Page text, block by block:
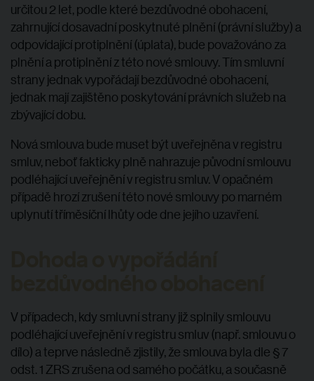
určitou 2 let, podle které bezdůvodné obohacení,
zahrnující dosavadní poskytnuté plnění (právní služby) a
odpovídající protiplnění (úplata), bude považováno za
plnění a protiplnění z této nové smlouvy. Tím smluvní
strany jednak vypořádají bezdůvodné obohacení,
jednak mají zajištěno poskytování právních služeb na
zbývající dobu.
Nová smlouva bude muset být uveřejněna v registru
smluv, neboť fakticky plně nahrazuje původní smlouvu
podléhající uveřejnění v registru smluv. V opačném
případě hrozí zrušení této nové smlouvy po marném
uplynutí tříměsíční lhůty ode dne jejího uzavření.
V případech, kdy smluvní strany již splnily smlouvu
podléhající uveřejnění v registru smluv (např. smlouvu o
dílo) a teprve následně zjistily, že smlouva byla dle § 7
odst. 1 ZRS zrušena od samého počátku, a současně